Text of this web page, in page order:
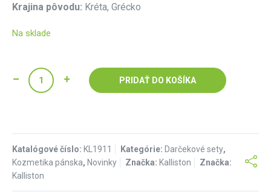
Krajina pôvodu: Kréta, Grécko
Na sklade
PRIDAŤ DO KOŠÍKA
Katalógové číslo: KL1911 Kategórie: Darčekové sety,
Kozmetika pánska, Novinky Značka: Kalliston
Značka:
Kalliston